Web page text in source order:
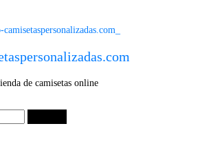
de camisetas online